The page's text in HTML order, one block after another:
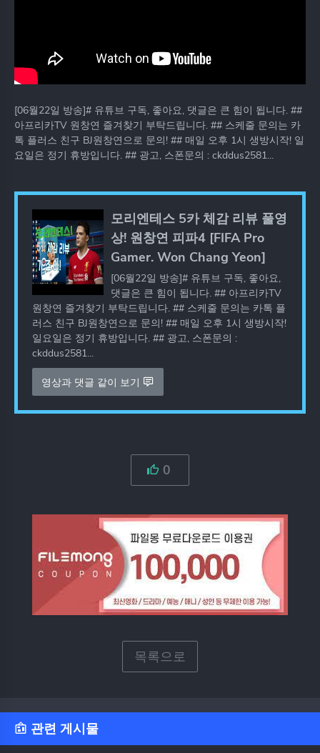
[06월22일 방송]# 유튜브 구독, 좋아요, 댓글은 큰 힘이 됩니다. ##
아프리카TV 원창연 즐겨찾기 부탁드립니다. ## 스케줄 문의는 카
톡 플러스 친구 BJ원창연으로 문의! ## 매일 오후 1시 생방시작! 일
요일은 정기 휴방입니다. ## 광고, 스폰문의 : ckddus2581...
모리엔테스 5카 체감 리뷰 풀영
상! 원창연 피파4 [FIFA Pro
Gamer. Won Chang Yeon]
[06월22일 방송]# 유튜브 구독, 좋아요,
댓글은 큰 힘이 됩니다. ## 아프리카TV
원창연 즐겨찾기 부탁드립니다. ## 스케줄 문의는 카톡 플
러스 친구 BJ원창연으로 문의! ## 매일 오후 1시 생방시작!
일요일은 정기 휴방입니다. ## 광고, 스폰문의 :
ckddus2581...
영상과 댓글 같이 보기
0
목록으로
관련 게시물